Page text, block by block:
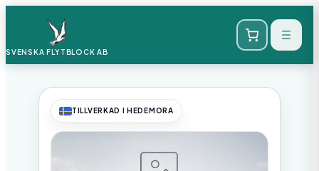
SVENSKA FLYTBLOCK AB
TILLVERKAD I HEDEMORA